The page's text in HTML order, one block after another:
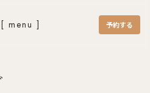
[ menu ] 予約する